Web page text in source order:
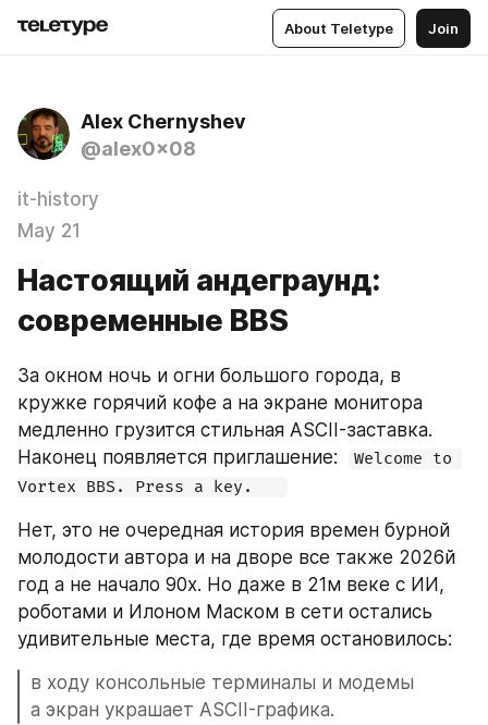
About Teletype Join
Alex Chernyshev
@alex0x08
it-history
May 21
Настоящий андеграунд:
современные BBS
За окном ночь и огни большого города, в
кружке горячий кофе а на экране монитора
медленно грузится стильная ASCII-заставка.
Наконец появляется приглашение:
Welcome to
Vortex BBS. Press a key.
Нет, это не очередная история времен бурной
молодости автора и на дворе все также 2026й
год а не начало 90х. Но даже в 21м веке с ИИ,
роботами и Илоном Маском в сети остались
удивительные места, где время остановилось:
в ходу консольные терминалы и модемы
а экран украшает ASCII-графика.